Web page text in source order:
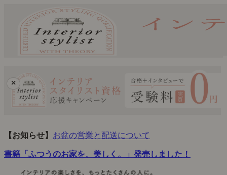
×
【お知らせ】 お盆の営業と配送について
書籍「ふつうのお家を、美しく。」発売しました！